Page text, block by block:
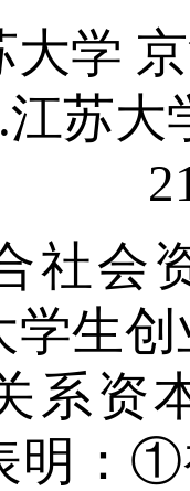
大学
江苏
社会
学生
系资
明：